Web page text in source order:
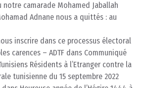
notre camarade Mohamed Jaballah
Adnane nous a quittés : au
inscrire dans ce processus électoral
carences – ADTF dans Communiqué
Résidents à l’Etranger contre la
tunisienne du 15 septembre 2022